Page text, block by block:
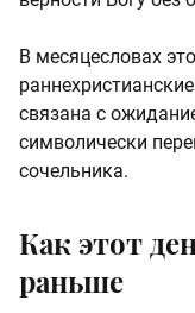
В месяцесловах
связана с
символически
сочельника.
Как этот
раньше